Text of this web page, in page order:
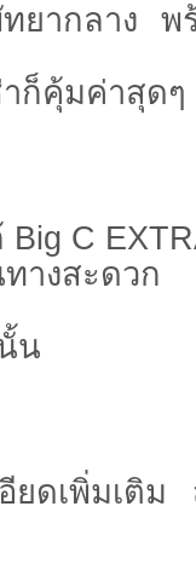
ยากลาง พ
าก็คุ้มค่าสุดๆ
Big C
างสะดวก
น
ยดเพิ่มเติ